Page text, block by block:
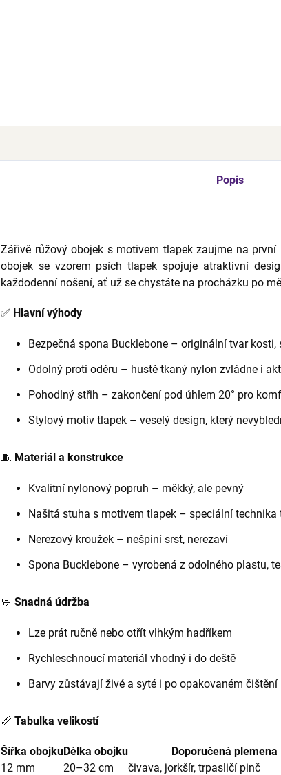
Popis
Zářivě růžový obojek s motivem tlapek zaujme na
obojek se vzorem psích tlapek spojuje atraktivní
každodenní nošení, ať už se chystáte na procházku po
✅ Hlavní výhody
Bezpečná spona Bucklebone – originální tvar
Odolný proti oděru – hustě tkaný nylon zvládne i
Pohodlný střih – zakončení pod úhlem 20° pro
Stylový motiv tlapek – veselý design, který
🧵 Materiál a konstrukce
Kvalitní nylonový popruh – měkký, ale pevný
Našitá stuha s motivem tlapek – speciální
Nerezový kroužek – nešpiní srst, nerezaví
Spona Bucklebone – vyrobená z odolného plastu,
🧼 Snadná údržba
Lze prát ručně nebo otřít vlhkým hadříkem
Rychleschnoucí materiál vhodný i do deště
Barvy zůstávají živé a syté i po opakovaném čištění
📏 Tabulka velikostí
Šířka obojkuDélka obojku
Doporučená plemena
12 mm
20–32 cm
čivava, jorkšír, trpasličí pinč